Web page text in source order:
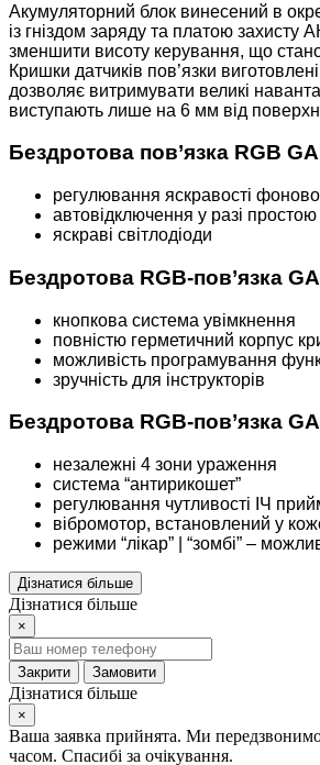
Акумуляторний блок винесений в
із гніздом заряду та платою захисту
зменшити висоту керування, що
Кришки датчиків пов’язки
дозволяє витримувати великі
виступають лише на 6 мм від
Бездротова пов’язка RGB
регулювання яскравості
автовідключення у разі простою
яскраві світлодіоди
Бездротова RGB-пов’язка
кнопкова система увімкнення
повністю герметичний корпус
можливість програмування
зручність для інструкторів
Бездротова RGB-пов’язка
незалежні 4 зони ураження
система “антирикошет”
регулювання чутливості ІЧ
вібромотор, встановлений у
режими “лікар” | “зомбі” –
Дізнатися більше
Дізнатися більше
×
Закрити Замовити
Дізнатися більше
×
Ваша заявка прийнята. Ми
часом. Спасибі за очікування.